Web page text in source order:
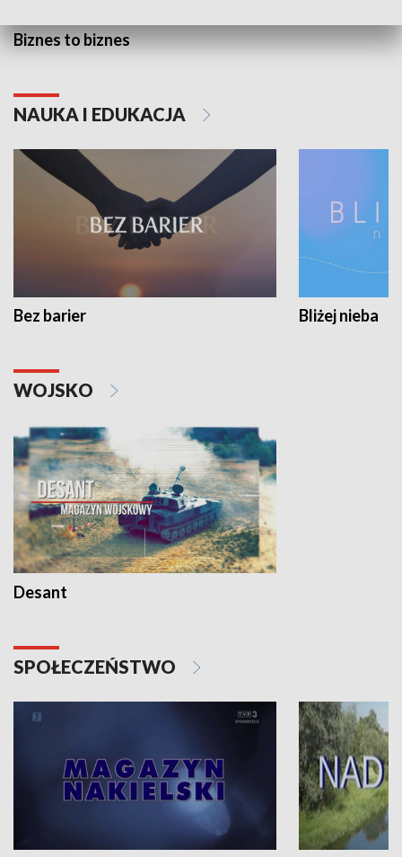
Biznes to biznes
NAUKA I EDUKACJA
Bez barier Bliżej nieba
WOJSKO
Desant
SPOŁECZEŃSTWO